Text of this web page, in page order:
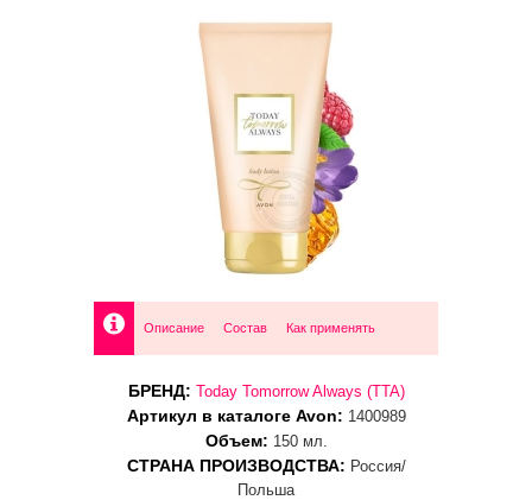
Описание Состав Как применять
БРЕНД: Today Tomorrow Always (TTA)
Артикул в каталоге Avon: 1400989
Объем: 150 мл.
СТРАНА ПРОИЗВОДСТВА: Россия/
Польша